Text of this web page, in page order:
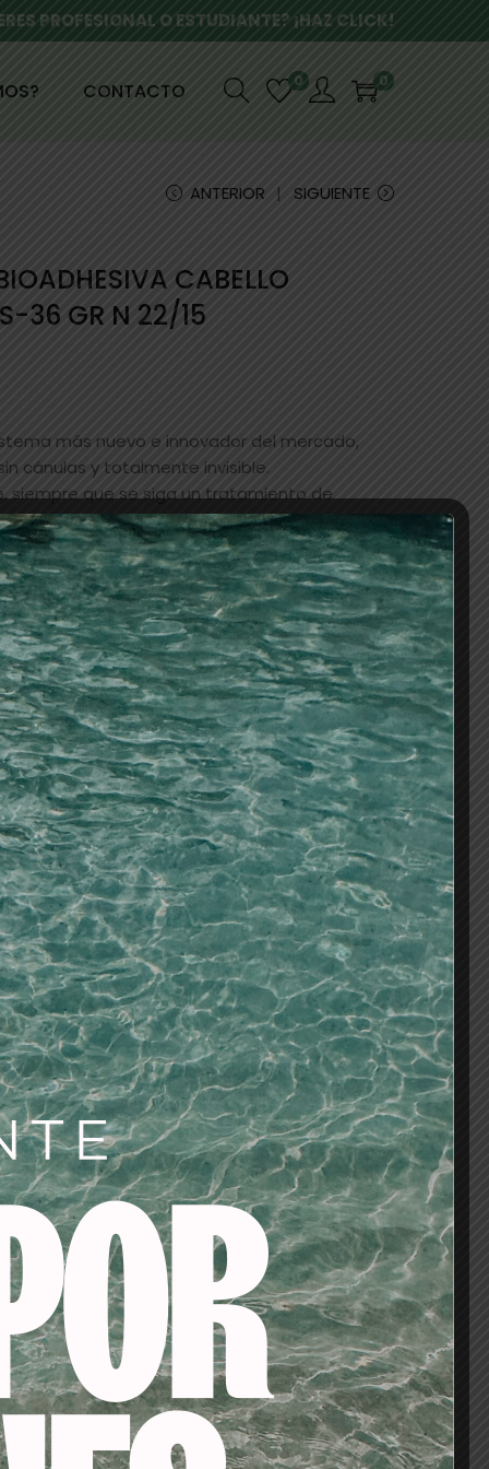
PROFESIONAL O ESTUDIANTE? ¡HAZ CLICK!
CONTACTO 0 0
ANTERIOR SIGUIENTE
CABELLO
36 GR N 22/15
más nuevo e innovador del mercado,
cánulas y totalmente invisible.
siempre que se siga un tratamiento de
de colocar, en tan solo 20 minutos, y de
y sin residuos.Colócalo sin inversión y
salón de peluquería.
es decir, que conserva toda su cutí­cula y en
de ancho x 50 cm de largo, con el adhesivo
el público más exigente, que quiera disfrutar
invisible.Este sistema también
de alopecia y cabellos especialmente
a los otros sistemas de extensiones.Numero
AL CARRITO